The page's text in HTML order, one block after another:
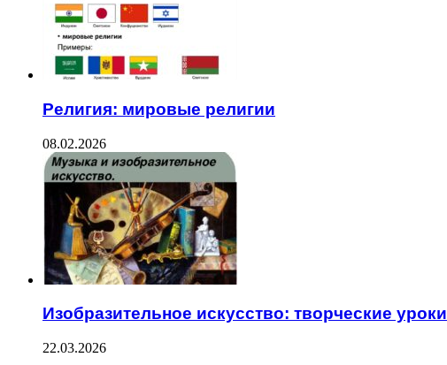
Религия: мировые религии
08.02.2026
Изобразительное искусство: творческие уроки
22.03.2026